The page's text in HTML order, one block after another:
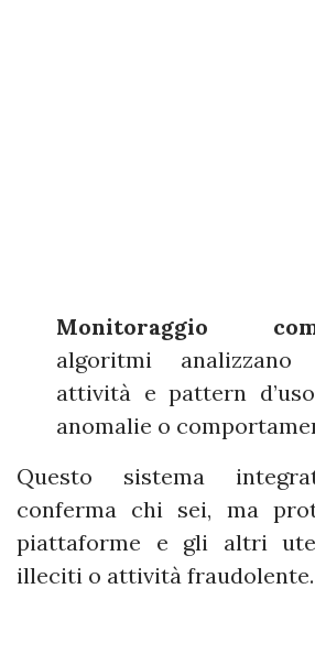
Monitoraggio
algoritmi analizzano
attività e pattern
anomalie o
Questo sistema
conferma chi sei, ma
piattaforme e gli altri
illeciti o attività fraudolente.